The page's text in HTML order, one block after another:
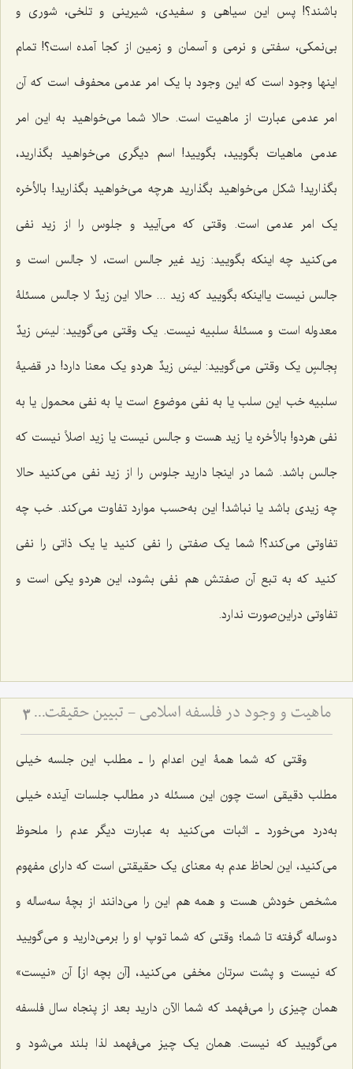
باشند؟! پس این سیاهی و سفیدی، شیرینی و تلخی، شوری و
بی‌نمکی، سفتی و نرمی و آسمان و زمین از کجا آمده است؟! تمام
اینها وجود است که این وجود با یک امر عدمی محفوف است که آن
امر عدمی عبارت از ماهیت است. حالا شما می‌خواهید به این امر
عدمی ماهیات بگویید، بگویید! اسم دیگری‌ می‌خواهید بگذارید،
بگذارید! شکل‌ می‌خواهید بگذارید هرچه‌ می‌خواهید بگذارید! بالأخره
یک امر عدمی است. وقتی که می‌آیید و جلوس را از زید نفی‌
می‌کنید چه اینکه بگویید: زید غیر جالس است، لا جالس است و
جالس نیست یااینکه بگویید که زید ... حالا این زیدٌ لا جالس مسئلۀ
معدوله است و مسئلۀ سلبیه نیست. یک وقتی‌ می‌گویید: لیسَ زیدٌ
بِجالسٍ یک وقتی‌ می‌گویید:لیسَ زیدٌ هردو یک معنا دارد! در قضیۀ
سلبیه خب این سلب یا به نفی موضوع است یا به نفی محمول یا به
نفی هردو! بالأخره یا زید هست و جالس نیست یا زید اصلاً نیست که
جالس باشد. شما در اینجا دارید جلوس را از زید نفی‌ می‌کنید حالا
چه زیدی باشد یا نباشد! این به‌حسب موارد تفاوت‌ می‌کند. خب چه
تفاوتی‌ می‌کند؟! شما یک صفتی را نفی کنید یا یک ذاتی را نفی
کنید که به تبع آن صفتش هم نفی بشود، این هردو یکی است و
تفاوتی دراین‌صورت ندارد.
ماهیت و وجود در فلسفه اسلامی - تبیین حقیقت ماهیت و نسبت آن با وجود و آثار خارجی 3
وقتی که شما همۀ این اعدام را ـ مطلب این جلسه خیلی
مطلب دقیقی است چون این مسئله در مطالب جلسات آینده خیلی
به‌درد‌ می‌خورد ـ اثبات‌ می‌کنید به عبارت دیگر عدم را ملحوظ‌
می‌کنید، این لحاظ عدم به معنای یک حقیقتی است که دارای مفهوم
مشخص خودش هست و همه هم این را‌ می‌دانند از بچۀ سه‌ساله و
دوساله گرفته تا شما؛ وقتی که شما توپ او را بر‌می‌دارید و‌ می‌گویید
که نیست و پشت ‌سرتان مخفی می‌کنید، [آن بچه از] آن «نیست»
همان چیزی‌ را می‌فهمد که شما الآن دارید بعد از پنجاه سال فلسفه
می‌گویید که نیست. همان یک چیز‌ می‌فهمد لذا بلند‌ می‌شود‌ و